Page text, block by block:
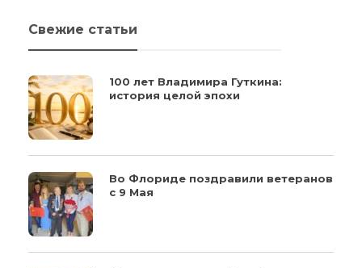
Свежие статьи
100 лет Владимира Гуткина:
история целой эпохи
Во Флориде поздравили ветеранов
с 9 Мая